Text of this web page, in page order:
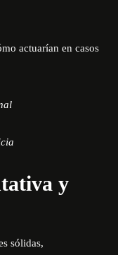
actuarían en casos
y
sólidas,